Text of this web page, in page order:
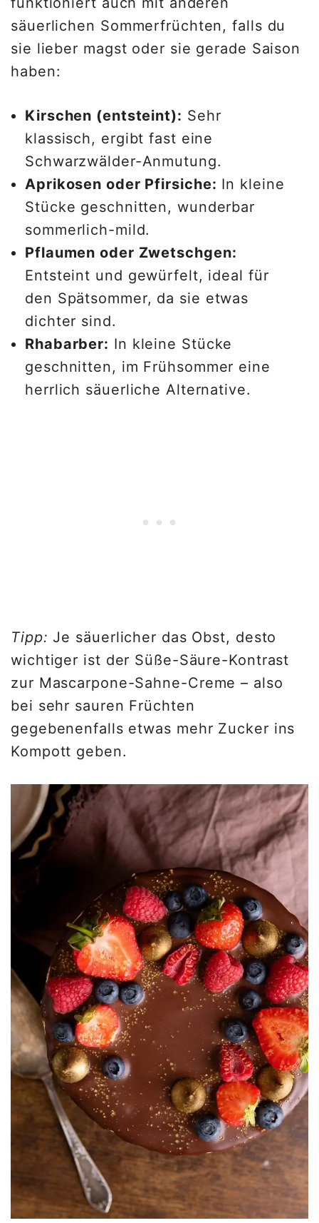
säuerlichen Sommerfrüchten, falls du
sie lieber magst oder sie gerade Saison
haben:
Kirschen (entsteint): Sehr
klassisch, ergibt fast eine
Schwarzwälder-Anmutung.
Aprikosen oder Pfirsiche: In kleine
Stücke geschnitten, wunderbar
sommerlich-mild.
Pflaumen oder Zwetschgen:
Entsteint und gewürfelt, ideal für
den Spätsommer, da sie etwas
dichter sind.
Rhabarber: In kleine Stücke
geschnitten, im Frühsommer eine
herrlich säuerliche Alternative.
Tipp: Je säuerlicher das Obst, desto
wichtiger ist der Süße-Säure-Kontrast
zur Mascarpone-Sahne-Creme – also
bei sehr sauren Früchten
gegebenenfalls etwas mehr Zucker ins
Kompott geben.